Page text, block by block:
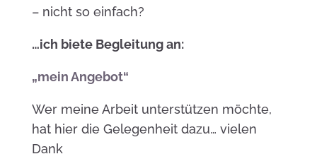
– nicht so einfach?
…ich biete Begleitung an:
„mein Angebot“
Wer meine Arbeit unterstützen möchte,
hat hier die Gelegenheit dazu… vielen
Dank